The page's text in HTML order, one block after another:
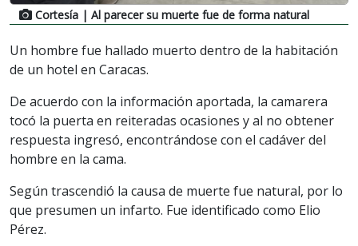
Cortesía | Al parecer su muerte fue de forma natural
Un hombre fue hallado muerto dentro de la habitación
de un hotel en Caracas.
De acuerdo con la información aportada, la camarera
tocó la puerta en reiteradas ocasiones y al no obtener
respuesta ingresó, encontrándose con el cadáver del
hombre en la cama.
Según trascendió la causa de muerte fue natural, por lo
que presumen un infarto. Fue identificado como Elio
Pérez.